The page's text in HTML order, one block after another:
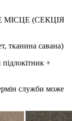
(СЕКЦІЯ
тканина савана)
+
служби може